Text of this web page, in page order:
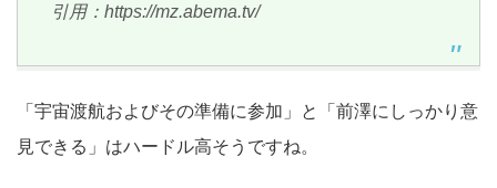
引用：https://mz.abema.tv/
「宇宙渡航およびその準備に参加」と「前澤にしっかり意
見できる」はハードル高そうですね。